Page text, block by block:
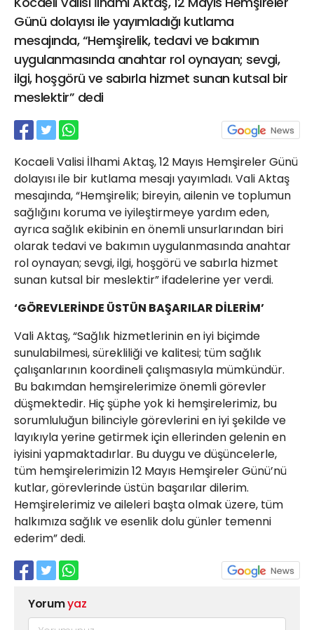
Günü dolayısı ile yayımladığı kutlama
mesajında, “Hemşirelik, tedavi ve bakımın
uygulanmasında anahtar rol oynayan; sevgi,
ilgi, hoşgörü ve sabırla hizmet sunan kutsal bir
meslektir” dedi
Kocaeli Valisi İlhami Aktaş, 12 Mayıs Hemşireler Günü
dolayısı ile bir kutlama mesajı yayımladı. Vali Aktaş
mesajında, “Hemşirelik; bireyin, ailenin ve toplumun
sağlığını koruma ve iyileştirmeye yardım eden,
ayrıca sağlık ekibinin en önemli unsurlarından biri
olarak tedavi ve bakımın uygulanmasında anahtar
rol oynayan; sevgi, ilgi, hoşgörü ve sabırla hizmet
sunan kutsal bir meslektir” ifadelerine yer verdi.
‘GÖREVLERİNDE ÜSTÜN BAŞARILAR DİLERİM’
Vali Aktaş, “Sağlık hizmetlerinin en iyi biçimde
sunulabilmesi, sürekliliği ve kalitesi; tüm sağlık
çalışanlarının koordineli çalışmasıyla mümkündür.
Bu bakımdan hemşirelerimize önemli görevler
düşmektedir. Hiç şüphe yok ki hemşirelerimiz, bu
sorumluluğun bilinciyle görevlerini en iyi şekilde ve
layıkıyla yerine getirmek için ellerinden gelenin en
iyisini yapmaktadırlar. Bu duygu ve düşüncelerle,
tüm hemşirelerimizin 12 Mayıs Hemşireler Günü’nü
kutlar, görevlerinde üstün başarılar dilerim.
Hemşirelerimiz ve aileleri başta olmak üzere, tüm
halkımıza sağlık ve esenlik dolu günler temenni
ederim” dedi.
Yorumyaz
21 Gölcük
02624132333
haber@golcukpostasi.com